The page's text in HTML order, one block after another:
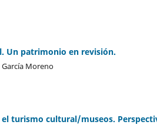
Un patrimonio en revisión.
Moreno
el turismo cultural/museos.